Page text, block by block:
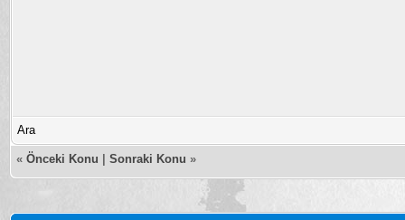
Ara
« Önceki Konu Sonraki Konu »